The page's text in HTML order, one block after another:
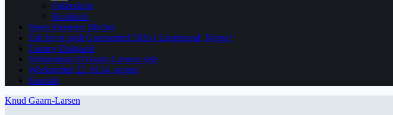
Folkeskole
Realskole
Steen Steensen Blicher
Tak for et godt Grænsetræf 2026 i Langesund, Norge!
Tommy Dalgaard
Velkommen til Gaarn-Larsens side
Weekendtur 22. til 24. august
Kontakt
Knud Gaarn-Larsen